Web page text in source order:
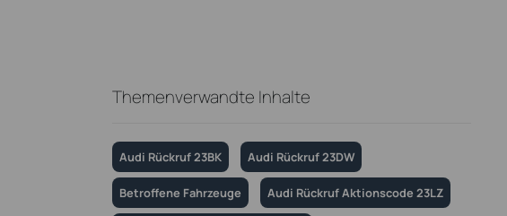
Themenverwandte Inhalte
Audi Rückruf 23BK Audi Rückruf 23DW
Betroffene Fahrzeuge Audi Rückruf Aktionscode 23LZ